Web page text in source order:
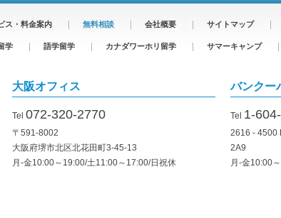
ス・料金案内 無料相談 会社概要 サイトマップ
学 語学留学 カナダワーホリ留学 サマーキャンプ
大阪オフィス
Tel 072-320-2770
〒591-8002
大阪府堺市北区北花田町3-45-13
月-金10:00～19:00/土11:00～17:00/日祝休
バンクー
Tel 1-
2616 - 4500
2A9
月-金10:00